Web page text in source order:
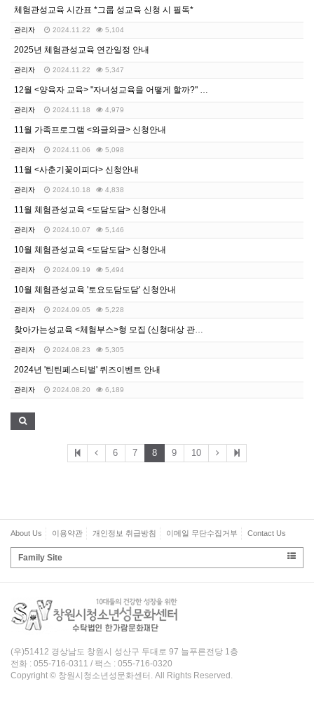
체험관성교육 시간표 *그룹 성교육 신청 시 필독*
관리자 2024.11.22 5,104
2025년 체험관성교육 연간일정 안내
관리자 2024.11.22 5,347
12월 <양육자 교육> "자녀성교육을 어떻게 할까?" …
관리자 2024.11.18 4,979
11월 가족프로그램 <와글와글> 신청안내
관리자 2024.11.06 5,098
11월 <사춘기꽃이피다> 신청안내
관리자 2024.10.18 4,838
11월 체험관성교육 <도담도담> 신청안내
관리자 2024.10.07 5,146
10월 체험관성교육 <도담도담> 신청안내
관리자 2024.09.19 5,494
10월 체험관성교육 '토요도담도담' 신청안내
관리자 2024.09.05 5,228
찾아가는성교육 <체험부스>형 모집 (신청대상 관내 학교…
관리자 2024.08.23 5,305
2024년 '틴틴페스티벌' 퀴즈이벤트 안내
관리자 2024.08.20 6,189
6 7 8 9 10
About Us 이용약관 개인정보 취급방침 이메일 무단수집거부 Contact Us
Family Site
(우)51412 경상남도 창원시 성산구 두대로 97 늘푸른전당 1층
전화 : 055-716-0311 / 팩스 : 055-716-0320
Copyright © 창원시청소년성문화센터. All Rights Reserved.